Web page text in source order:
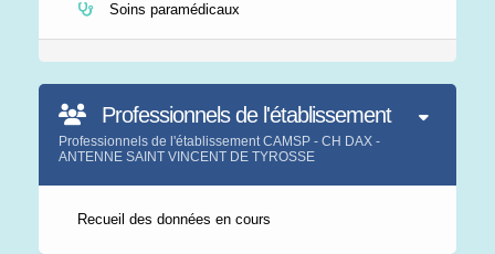
Soins paramédicaux
Professionnels de l'établissement
Professionnels de l'établissement CAMSP - CH DAX -
ANTENNE SAINT VINCENT DE TYROSSE
Recueil des données en cours